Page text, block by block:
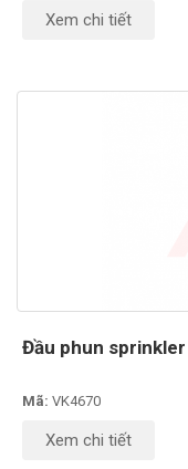
Xem chi tiết
Đầu phun
Mã: VK4670
Xem chi tiết